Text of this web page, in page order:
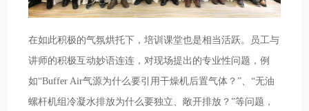
在如此积极的气氛烘托下，培训课堂也是相当活跃。员工与
讲师的积极互动妙语连连，对现场提出的专业性问题，例
如“Buffer Air气源为什么要引用干燥机后置气体？”、“无油
螺杆机组冷凝水排放为什么要独立、敞开排放？”等问题，